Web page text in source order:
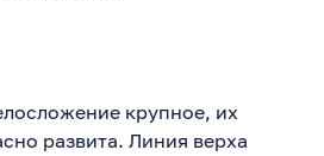
крупное, их
развита. Линия верха